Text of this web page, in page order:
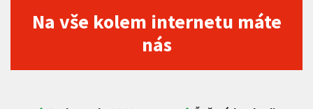
Na vše kolem internetu máte
nás